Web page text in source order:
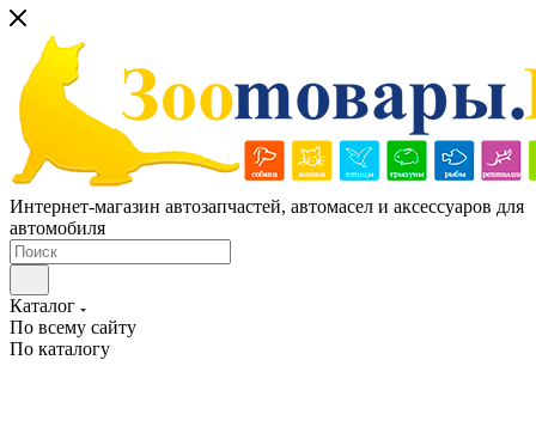
Интернет-магазин автозапчастей, автомасел и аксессуаров для
автомобиля
Каталог
По всему сайту
По каталогу